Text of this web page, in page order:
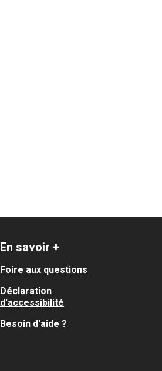
En savoir +
Foire aux questions
Déclaration
d'accessibilité
Besoin d'aide ?